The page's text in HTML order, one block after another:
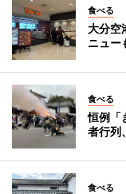
食べる
大分空
ニュー
食べる
恒例「
者行列
食べる